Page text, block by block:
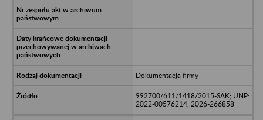
Dokumentacja firmy
992700/611/1418/2015-SAK; UNP:
2022-00576214, 2026-266858